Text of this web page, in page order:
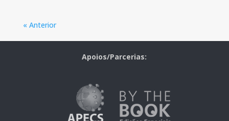
« Anterior
Apoios/Parcerias: